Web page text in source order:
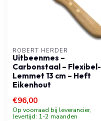
ROBERT HERDER
Uitbeenmes –
Carbonstaal – Flexibel-
Lemmet 13 cm – Heft
Eikenhout
€96,00
Op voorraad bij leverancier,
levertijd: 1-2 maanden